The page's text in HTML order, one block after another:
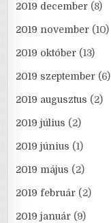
2019 december (8)
2019 november (10)
2019 október (13)
2019 szeptember (6)
2019 augusztus (2)
2019 július (2)
2019 június (1)
2019 május (2)
2019 február (2)
2019 január (9)